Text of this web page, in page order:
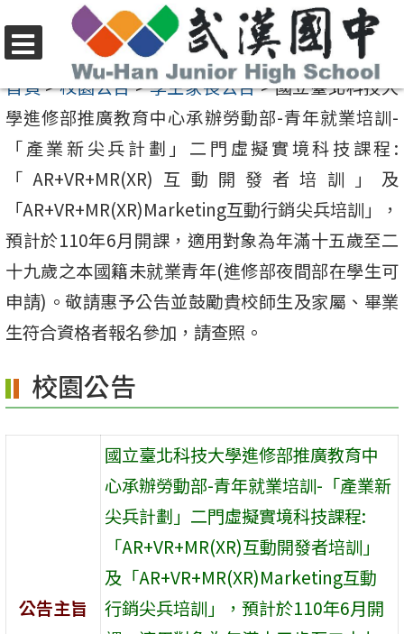
至
要
選
單
首頁>校園公告>學生家長公告>國立臺北科技大
學進修部推廣教育中心承辦勞動部-青年就業培訓-
「產業新尖兵計劃」二門虛擬實境科技課程:
「AR+VR+MR(XR)互動開發者培訓」及
「AR+VR+MR(XR)Marketing互動行銷尖兵培訓」，
預計於110年6月開課，適用對象為年滿十五歲至二
十九歲之本國籍未就業青年(進修部夜間部在學生可
申請)。敬請惠予公告並鼓勵貴校師生及家屬、畢業
生符合資格者報名參加，請查照。
校園公告
公告主旨
國立臺北科技大學進修部推廣教育中
心承辦勞動部-青年就業培訓-「產業新
尖兵計劃」二門虛擬實境科技課程:
「AR+VR+MR(XR)互動開發者培訓」
及「AR+VR+MR(XR)Marketing互動
行銷尖兵培訓」，預計於110年6月開